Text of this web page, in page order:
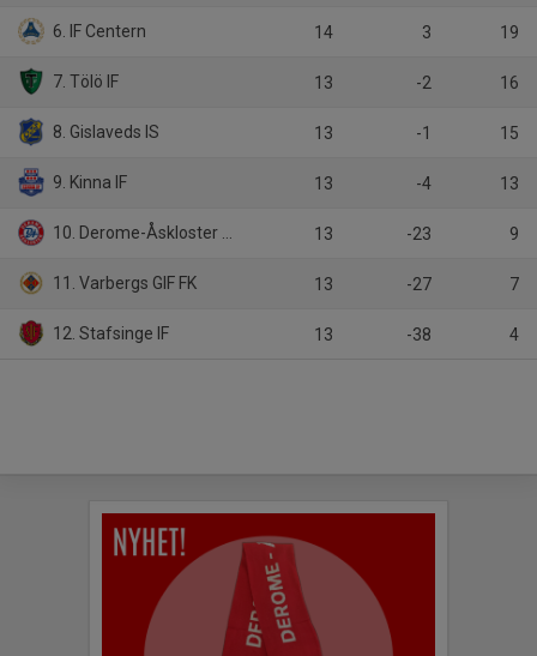
6. IF Centern 14 3 19
7. Tölö IF 13 -2 16
8. Gislaveds IS 13 -1 15
9. Kinna IF 13 -4 13
10. Derome-Åskloster FF 13 -23 9
11. Varbergs GIF FK 13 -27 7
12. Stafsinge IF 13 -38 4